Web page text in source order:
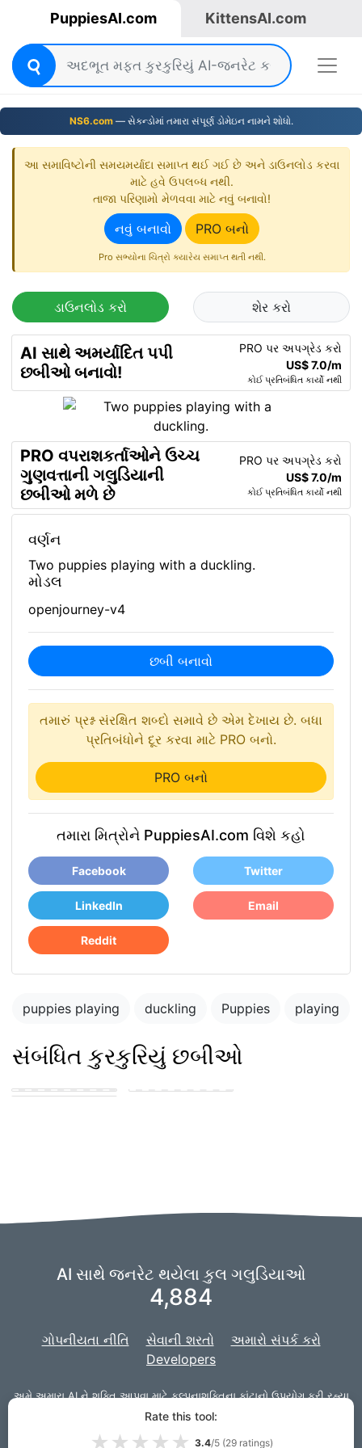
PuppiesAI.com KittensAI.com
NS6.com— સેકન્ડોમાં તમારા સંપૂર્ણ ડોમેઇન નામને શોધો.
આ સમાવિષ્ટોની સમયમર્યાદા સમાપ્ત થઈ ગઈ છે અને ડાઉનલોડ કરવા
માટે હવે ઉપલબ્ધ નથી.
તાજા પરિણામો મેળવવા માટે નવું બનાવો!
નવું બનાવો PRO બનો
Pro સભ્યોના ચિત્રો ક્યારેય સમાપ્ત થતી નથી.
ડાઉનલોડ કરો શેર કરો
AI સાથે અમર્યાદિત પપી
છબીઓ બનાવો!
PRO પર અપગ્રેડ કરો
US$ 7.0/m
કોઈ પ્રતિબંધિત કાર્યો નથી
PRO વપરાશકર્તાઓને ઉચ્ચ
ગુણવત્તાની ગલુડિયાની
છબીઓ મળે છે
PRO પર અપગ્રેડ કરો
US$ 7.0/m
કોઈ પ્રતિબંધિત કાર્યો નથી
વર્ણન
Two puppies playing with a duckling.
મોડલ
openjourney-v4
છબી બનાવો
તમારું પ્રશ્ન સંરક્ષિત શબ્દો સમાવે છે એમ દેખાય છે. બધા
પ્રતિબંધોને દૂર કરવા માટે PRO બનો.
PRO બનો
તમારા મિત્રોને PuppiesAI.com વિશે કહો
Facebook Twitter
LinkedIn Email
Reddit
puppies playing duckling Puppies playing
સંબંધિત કુરકુરિયું છબીઓ
Blue merle
cattledog and
german shepard
puppy in the park
puppies
AI સાથે જનરેટ થયેલા કુલ ગલુડિયાઓ
4,884
ગોપનીયતા નીતિ સેવાની શરતો
અમારો સંપર્ક કરો
Developers
અમે અમારા AI ને શક્તિ આપવા માટેકલ્પનાશક્તિના કાંટાનોઉપયોગ કરી રહ્યા
અને અમારો પ્રોજેક્ટ વેબ સાઇટ માટેDjango
Rate this tool:
★ ★ ★ ★ ★ 3.4/5 (29ratings)